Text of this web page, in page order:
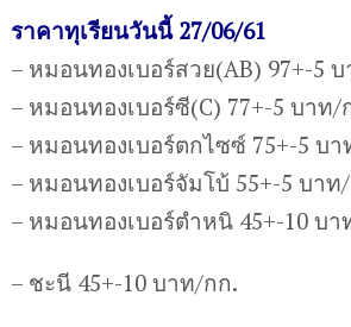
ราคาทุเรียนวันนี้ 27/06/61
– หมอนทองเบอร์สวย(AB) 97+-5
– หมอนทองเบอร์ซี(C) 77+-5 บาท/
– หมอนทองเบอร์ตกไซซ์ 75+-5 บ
– หมอนทองเบอร์จัมโบ้ 55+-5 บาท
– หมอนทองเบอร์ตำหนิ 45+-10 บ
– ชะนี 45+-10 บาท/กก.